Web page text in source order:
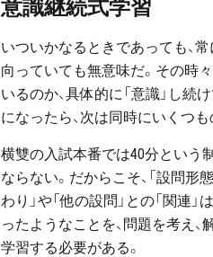
意識継続式学習
いついかなるときであっても、
向っていても無意味だ。その時
いるのか、具体的に「意識」し続
になったら、次は同時にいくつも
横雙の入試本番では40分という
ならない。だからこそ、「設問形
わり」や「他の設問」との「関連
ったようなことを、問題を考え
学習する必要がある。